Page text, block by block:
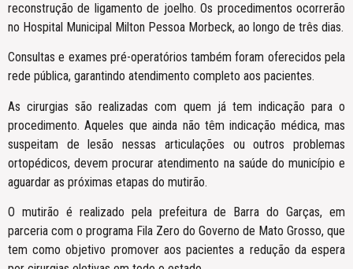
reconstrução de ligamento de joelho. Os procedimentos ocorrerão
no Hospital Municipal Milton Pessoa Morbeck, ao longo de três dias.
Consultas e exames pré-operatórios também foram oferecidos pela
rede pública, garantindo atendimento completo aos pacientes.
As cirurgias são realizadas com quem já tem indicação para o
procedimento. Aqueles que ainda não têm indicação médica, mas
suspeitam de lesão nessas articulações ou outros problemas
ortopédicos, devem procurar atendimento na saúde do município e
aguardar as próximas etapas do mutirão.
O mutirão é realizado pela prefeitura de Barra do Garças, em
parceria com o programa Fila Zero do Governo de Mato Grosso, que
tem como objetivo promover aos pacientes a redução da espera